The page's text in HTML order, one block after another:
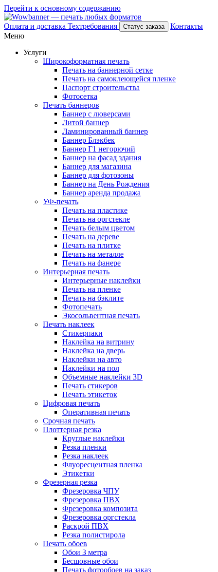
Перейти к основному содержанию
Оплата и доставка Техтребования Статус заказа
Контакты
Меню
Услуги
Широкоформатная печать
Печать на баннерной сетке
Печать на самоклеющейся пленке
Паспорт строительства
Фотосетка
Печать баннеров
Баннер с люверсами
Литой баннер
Ламинированный баннер
Баннер Блэкбек
Баннер Г1 негорючий
Баннер на фасад здания
Баннер для магазина
Баннер для фотозоны
Баннер на День Рождения
Баннер аренда продажа
УФ-печать
Печать на пластике
Печать на оргстекле
Печать белым цветом
Печать на дереве
Печать на плитке
Печать на металле
Печать на фанере
Интерьерная печать
Интерьерные наклейки
Печать на пленке
Печать на бэклите
Фотопечать
Экосольвентная печать
Печать наклеек
Стикерпаки
Наклейка на витрину
Наклейка на дверь
Наклейки на авто
Наклейки на пол
Объемные наклейки 3D
Печать стикеров
Печать этикеток
Цифровая печать
Оперативная печать
Срочная печать
Плоттерная резка
Круглые наклейки
Резка пленки
Резка наклеек
Флуоресцентная пленка
Этикетки
Фрезерная резка
Фрезеровка ЧПУ
Фрезеровка ПВХ
Фрезеровка композита
Фрезеровка оргстекла
Раскрой ПВХ
Резка полистирола
Печать обоев
Обои 3 метра
Бесшовные обои
Печать фотообоев на заказ